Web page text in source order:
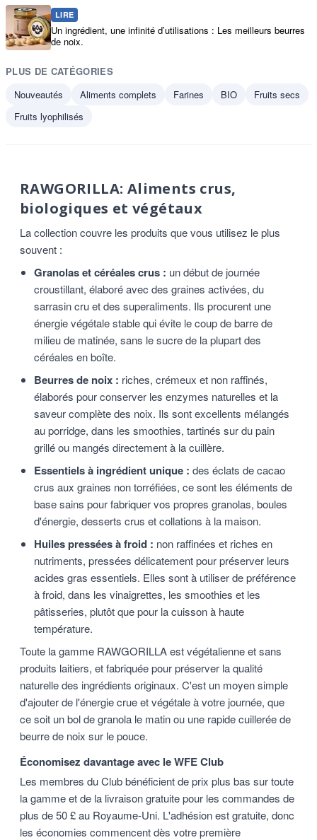
LIRE
Un ingrédient, une infinité d’utilisations : Les meilleurs beurres
de noix.
PLUS DE CATÉGORIES
Nouveautés
Aliments complets Farines BIO
Fruits secs
Fruits lyophilisés
RAWGORILLA: Aliments crus,
biologiques et végétaux
La collection couvre les produits que vous utilisez le plus
souvent :
Granolas et céréales crus : un début de journée
croustillant, élaboré avec des graines activées, du
sarrasin cru et des superaliments. Ils procurent une
énergie végétale stable qui évite le coup de barre de
milieu de matinée, sans le sucre de la plupart des
céréales en boîte.
Beurres de noix : riches, crémeux et non raffinés,
élaborés pour conserver les enzymes naturelles et la
saveur complète des noix. Ils sont excellents mélangés
au porridge, dans les smoothies, tartinés sur du pain
grillé ou mangés directement à la cuillère.
Essentiels à ingrédient unique : des éclats de cacao
crus aux graines non torréfiées, ce sont les éléments de
base sains pour fabriquer vos propres granolas, boules
d'énergie, desserts crus et collations à la maison.
Huiles pressées à froid : non raffinées et riches en
nutriments, pressées délicatement pour préserver leurs
acides gras essentiels. Elles sont à utiliser de préférence
à froid, dans les vinaigrettes, les smoothies et les
pâtisseries, plutôt que pour la cuisson à haute
température.
Toute la gamme RAWGORILLA est végétalienne et sans
produits laitiers, et fabriquée pour préserver la qualité
naturelle des ingrédients originaux. C'est un moyen simple
d'ajouter de l'énergie crue et végétale à votre journée, que
ce soit un bol de granola le matin ou une rapide cuillerée de
beurre de noix sur le pouce.
Économisez davantage avec le WFE Club
Les membres du Club bénéficient de prix plus bas sur toute
la gamme et de la livraison gratuite pour les commandes de
plus de 50 £ au Royaume-Uni. L'adhésion est gratuite, donc
les économies commencent dès votre première